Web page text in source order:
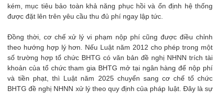
kém, mục tiêu bảo toàn khả năng phục hồi và ổn định hệ thống
được đặt lên trên yêu cầu thu đủ phí ngay lập tức.
Đồng thời, cơ chế xử lý vi phạm nộp phí cũng được điều chỉnh
theo hướng hợp lý hơn. Nếu Luật năm 2012 cho phép trong một
số trường hợp tổ chức BHTG có văn bản đề nghị NHNN trích tài
khoản của tổ chức tham gia BHTG mở tại ngân hàng để nộp phí
và tiền phạt, thì Luật năm 2025 chuyển sang cơ chế tổ chức
BHTG đề nghị NHNN xử lý theo quy định của pháp luật. Đây là sự